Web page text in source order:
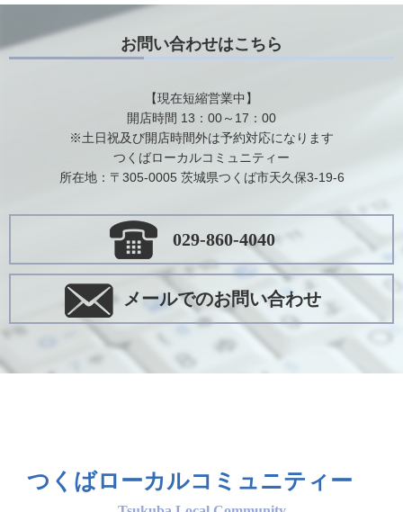
お問い合わせはこちら
【現在短縮営業中】
開店時間 13：00～17：00
※土日祝及び開店時間外は予約対応になります
つくばローカルコミュニティー
所在地：〒305-0005 茨城県つくば市天久保3-19-6
029-860-4040
メールでのお問い合わせ
つくばローカルコミュニティー